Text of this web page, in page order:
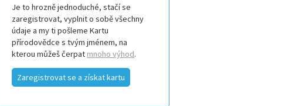
Je to hrozně jednoduché, stačí se
zaregistrovat, vyplnit o sobě všechny
údaje a my ti pošleme Kartu
přírodovědce s tvým jménem, na
kterou můžeš čerpat mnoho výhod.
Zaregistrovat se a získat kartu